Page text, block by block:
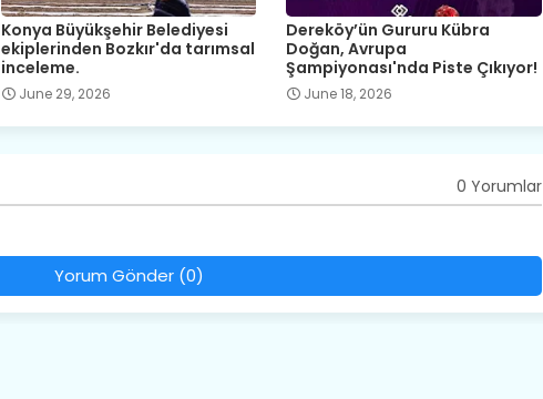
Konya Büyükşehir Belediyesi
ekiplerinden Bozkır'da tarımsal
inceleme.
June 29, 2026
Dereköy’ün Gururu Kübra
Doğan, Avrupa
Şampiyonası'nda Piste Çıkıyor!
June 18, 2026
0 Yorumlar
Yorum Gönder (0)